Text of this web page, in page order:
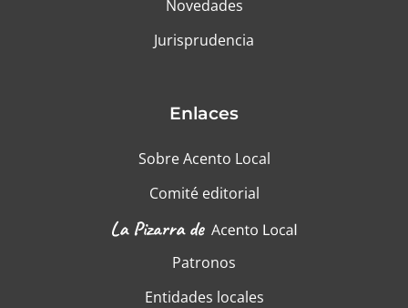
Novedades
Jurisprudencia
Enlaces
Sobre Acento Local
Comité editorial
Patronos
Entidades locales